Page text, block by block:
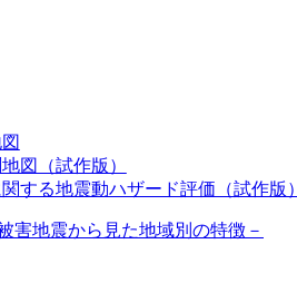
図（試作版）
する地震動ハザード評価（試作版）
害地震から見た地域別の特徴－